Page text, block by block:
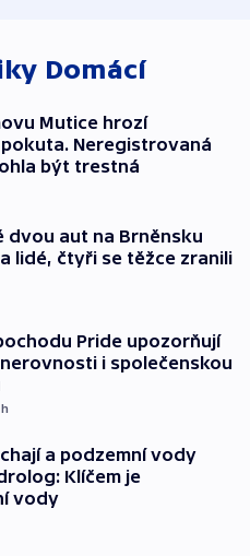
Domácí
Mutice hrozí
pokuta. Neregistrovaná
být trestná
dvou aut na Brněnsku
lidé, čtyři se těžce zranili
Pride upozorňují
i společenskou
h
a podzemní vody
Klíčem je
vody